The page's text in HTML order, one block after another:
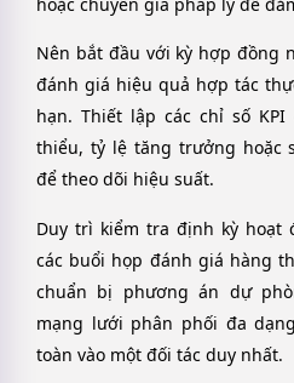
Nên bắt đầu với kỳ hợp đồng
đánh giá hiệu quả hợp tác
hạn. Thiết lập các chỉ số
thiểu, tỷ lệ tăng trưởng hoặc
để theo dõi hiệu suất.
Duy trì kiểm tra định kỳ hoạt
các buổi họp đánh giá hàng
chuẩn bị phương án dự
mạng lưới phân phối đa
toàn vào một đối tác duy nhất.